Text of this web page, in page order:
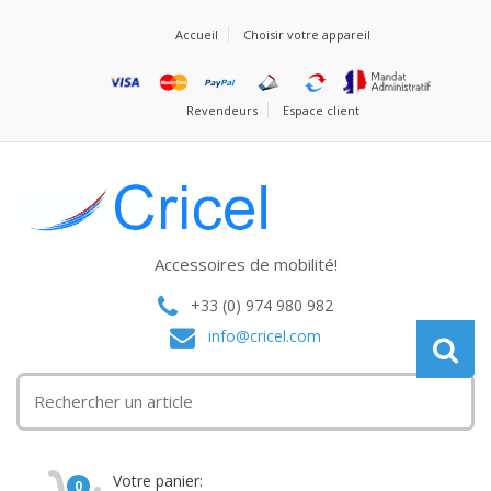
Accueil Choisir votre appareil
Revendeurs Espace client
Accessoires de mobilité!
+33 (0) 974 980 982
info@cricel.com
0 Votre panier: